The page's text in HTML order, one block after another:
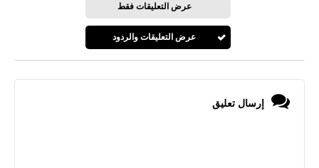
عرض التعليقات فقط
عرض التعليقات والردود
إرسال تعليق